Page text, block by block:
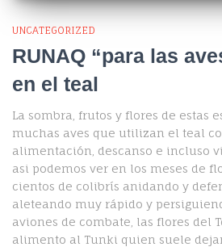
UNCATEGORIZED
RUNAQ “para las
en el teal
La sombra, frutos y flores de estas
muchas aves que utilizan el teal
alimentación, descanso e incluso
asi podemos ver en los meses de
cientos de colibrís anidando y
aleteando muy rápido y
aviones de combate, las flores del
alimento al Tunki quien suele